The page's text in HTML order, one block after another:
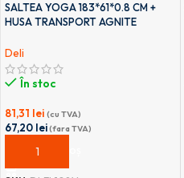
SALTEA YOGA 183*61*0.8 CM +
HUSA TRANSPORT AGNITE
Deli
În stoc
81,31 lei (cu TVA)
67,20 lei(fara TVA)
ADAUGĂ ÎN COȘ